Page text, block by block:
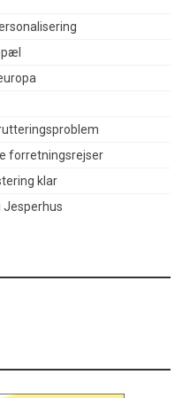
forretningsrejser
klar
Jesperhus